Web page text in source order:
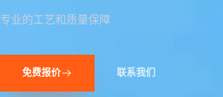
专业的工艺和质量保障
免费报价 联系我们